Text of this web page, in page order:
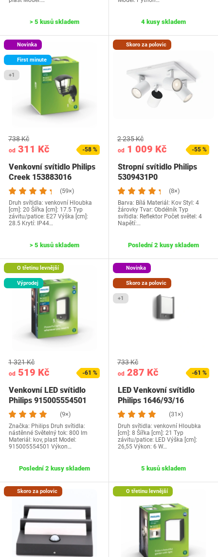
> 5 kusů skladem 4 kusy skladem
Novinka
First minute
+1
od 311 Kč
738 Kč
-58 %
Venkovní svítidlo Philips
Creek 153883016
(59×)
Druh svítidla: venkovní Hloubka
[cm]: 20 Šířka [cm]: 17.5 Typ
závitu/patice: E27 Výška [cm]:
28.5 Krytí: IP44…
> 5 kusů skladem
Skoro za polovic
od 1 009 Kč
2 235 Kč
-55 %
Stropní svítidlo Philips
5309431P0
(8×)
Barva: Bílá Materiál: Kov Styl: 4
žárovky Tvar: Obdélník Typ
svítidla: Reflektor Počet světel: 4
Napětí:…
Poslední 2 kusy skladem
O třetinu levnější
Výprodej
od 519 Kč
1 321 Kč
-61 %
Venkovní LED svítidlo
Philips 915005554501
(9×)
Značka: Philips Druh svítidla:
nástěnné Světelný tok: 800 lm
Materiál: kov, plast Model:
915005554501 Výkon…
Poslední 2 kusy skladem
Novinka
Skoro za polovic
+1
od 287 Kč
733 Kč
-61 %
LED Venkovní svítidlo
Philips 1646/93/16
(31×)
Druh svítidla: venkovní Hloubka
[cm]: 8 Šířka [cm]: 21 Typ
závitu/patice: LED Výška [cm]:
26,55 Výkon: 6 W…
5 kusů skladem
Skoro za polovic O třetinu levnější